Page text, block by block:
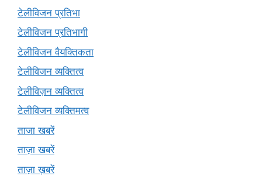
टेलीविजन प्रतिभा
टेलीविजन प्रतिभागी
टेलीविजन वैयक्तिकता
टेलीविजन व्यक्तित्व
टेलीविज़न व्यक्तित्व
टेलीविजन व्यक्तिमत्व
ताजा खबरें
ताज़ा खबरें
ताज़ा ख़बरें